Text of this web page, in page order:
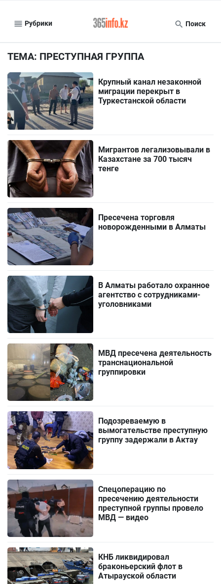
Рубрики Поиск
ТЕМА: ПРЕСТУПНАЯ ГРУППА
Крупный канал незаконной
миграции перекрыт в
Туркестанской области
Мигрантов легализовывали в
Казахстане за 700 тысяч
тенге
Пресечена торговля
новорожденными в Алматы
В Алматы работало охранное
агентство с сотрудниками-
уголовниками
МВД пресечена деятельность
транснациональной
группировки
Подозреваемую в
вымогательстве преступную
группу задержали в Актау
Спецоперацию по
пресечению деятельности
преступной группы провело
МВД — видео
КНБ ликвидировал
браконьерский флот в
Атырауской области